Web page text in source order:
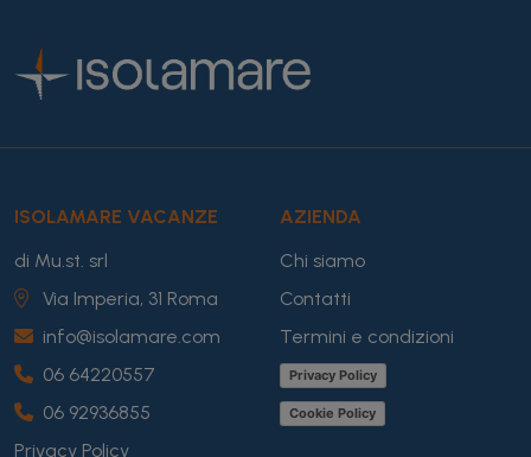
ISOLAMARE VACANZE
di Mu.st. srl
Via Imperia, 31 Roma
info@isolamare.com
06 64220557
06 92936855
Privacy Policy
AZIENDA
Chi siamo
Contatti
Termini e condizioni
Privacy Policy
Cookie Policy